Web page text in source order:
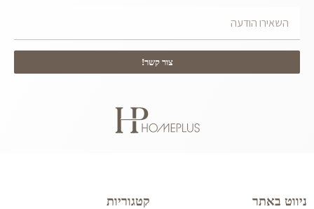
צור קשר!
ניווט באתר קטגוריות